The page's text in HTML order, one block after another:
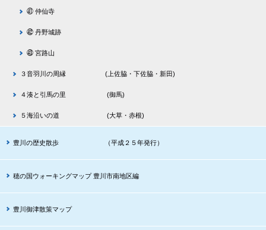
㊶ 仲仙寺
㊷ 丹野城跡
㊸ 宮路山
３音羽川の周縁 (上佐脇・下佐脇・新田)
４湊と引馬の里 (御馬)
５海沿いの道 (大草・赤根)
豊川の歴史散歩 （平成２５年発行）
穂の国ウォーキングマップ 豊川市南地区編
豊川御津散策マップ